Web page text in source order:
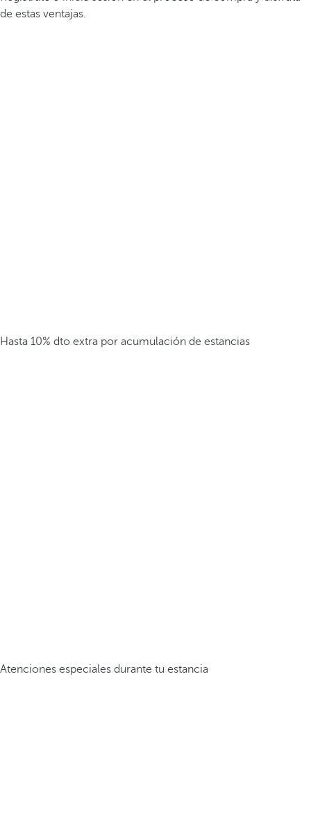
de estas ventajas.
Hasta 10% dto extra por acumulación de estancias
Atenciones especiales durante tu estancia